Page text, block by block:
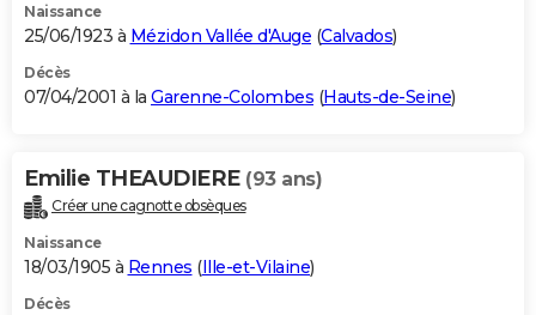
Naissance
25/06/1923 à Mézidon Vallée d'Auge (Calvados)
Décès
07/04/2001 à la Garenne-Colombes (Hauts-de-Seine)
Emilie THEAUDIERE (93 ans)
Créer une cagnotte obsèques
Naissance
18/03/1905 à Rennes (Ille-et-Vilaine)
Décès